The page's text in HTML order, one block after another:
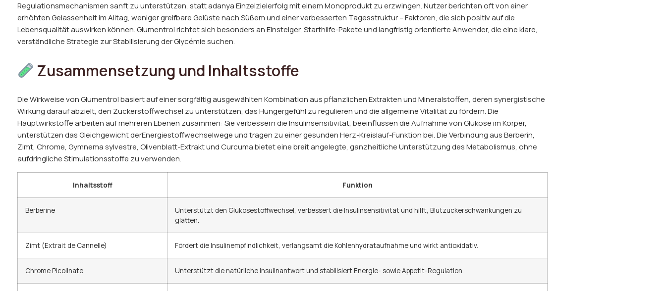
Regulationsmechanismen sanft zu unterstützen, statt adanya Einzelzielerfolg mit einem Monoprodukt zu erzwingen. Nutzer berichten oft von einer
erhöhten Gelassenheit im Alltag, weniger greifbare Gelüste nach Süßem und einer verbesserten Tagesstruktur – Faktoren, die sich positiv auf die
Lebensqualität auswirken können. Glumentrol richtet sich besonders an Einsteiger, Starthilfe-Pakete und langfristig orientierte Anwender, die eine klare,
verständliche Strategie zur Stabilisierung der Glycémie suchen.
Zusammensetzung und Inhaltsstoffe
Die Wirkweise von Glumentrol basiert auf einer sorgfältig ausgewählten Kombination aus pflanzlichen Extrakten und Mineralstoffen, deren synergistische
Wirkung darauf abzielt, den Zuckerstoffwechsel zu unterstützen, das Hungergefühl zu regulieren und die allgemeine Vitalität zu fördern. Die
Hauptwirkstoffe arbeiten auf mehreren Ebenen zusammen: Sie verbessern die Insulinsensitivität, beeinflussen die Aufnahme von Glukose im Körper,
unterstützen das Gleichgewicht derEnergiestoffwechselwege und tragen zu einer gesunden Herz-Kreislauf-Funktion bei. Die Verbindung aus Berberin,
Zimt, Chrome, Gymnema sylvestre, Olivenblatt-Extrakt und Curcuma bietet eine breit angelegte, ganzheitliche Unterstützung des Metabolismus, ohne
aufdringliche Stimulationsstoffe zu verwenden.
Inhaltsstoff Funktion
Berberine
Unterstützt den Glukosestoffwechsel, verbessert die Insulinsensitivität und hilft, Blutzuckerschwankungen zu
glätten.
Zimt (Extrait de Cannelle) Fördert die Insulinempfindlichkeit, verlangsamt die Kohlenhydrataufnahme und wirkt antioxidativ.
Chrome Picolinate Unterstützt die natürliche Insulinantwort und stabilisiert Energie- sowie Appetit-Regulation.